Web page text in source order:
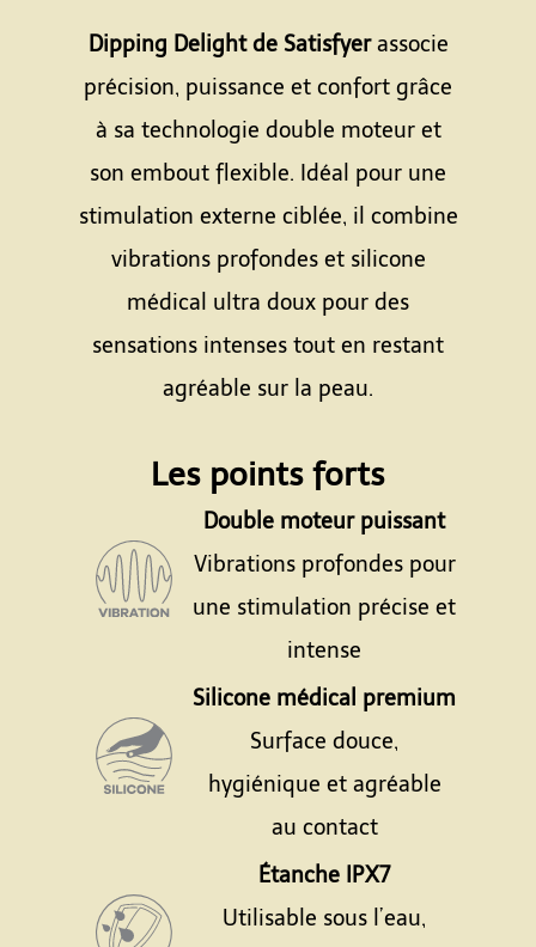
Dipping Delight de Satisfyerassocie
précision, puissance et confort grâce
à sa technologie double moteur et
son embout flexible. Idéal pour une
stimulation externe ciblée, il combine
vibrations profondes et silicone
médical ultra doux pour des
sensations intenses tout en restant
agréable sur la peau.
Les points forts
Double moteur puissant
Vibrations profondes pour
une stimulation précise et
intense
Silicone médical premium
Surface douce,
hygiénique et agréable
au contact
Étanche IPX7
Utilisable sous l’eau,